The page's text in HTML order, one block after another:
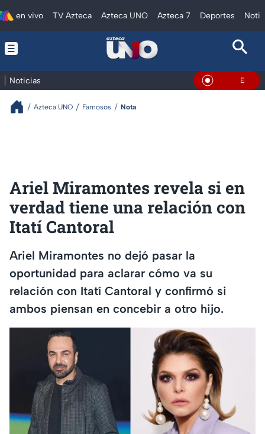
en vivo TV Azteca Azteca UNO Azteca 7 Deportes
Noticias En Vivo
Azteca UNO Famosos Nota
Ariel Miramontes revela si en
verdad tiene una relación con
Itatí Cantoral
Ariel Miramontes no dejó pasar la
oportunidad para aclarar cómo va su
relación con Itatí Cantoral y confirmó si
ambos piensan en concebir a otro hijo.